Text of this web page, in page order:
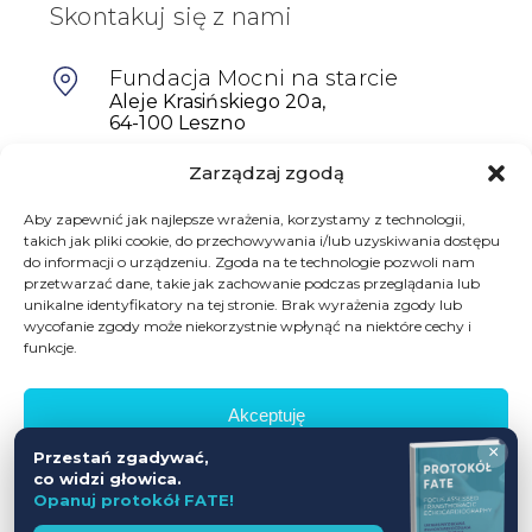
Zarządzaj zgodą
Aby zapewnić jak najlepsze wrażenia, korzystamy z technologii,
takich jak pliki cookie, do przechowywania i/lub uzyskiwania dostępu
do informacji o urządzeniu. Zgoda na te technologie pozwoli nam
przetwarzać dane, takie jak zachowanie podczas przeglądania lub
unikalne identyfikatory na tej stronie. Brak wyrażenia zgody lub
wycofanie zgody może niekorzystnie wpłynąć na niektóre cechy i
funkcje.
Akceptuję
Zobacz preferencje
Skontakuj się z nami
Fundacja Mocni na starcie
Aleje Krasińskiego 20a,
64-100 Leszno
601698402
biuro@mocninastarcie.pl
Wszelkie prawa zastrzeżone
×
Przestań zgadywać,
co widzi głowica.
Opanuj protokół FATE!